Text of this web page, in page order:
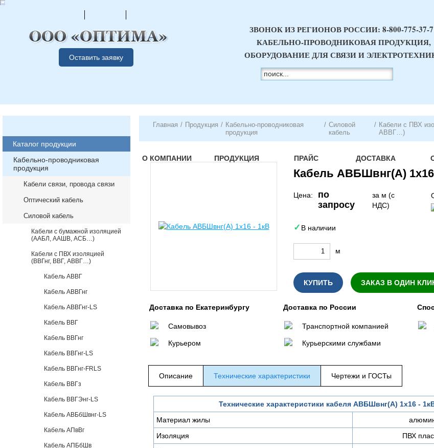
Оставить заявку
ЗВОНОК ИЗ РЕГИОНОВ РОССИИ: 8-800-775-37-
КАБЕЛЬНО-ПРОВОДНИКОВАЯ ПРОДУКЦИЯ,
ОБОРУДОВАНИЕ ДЛЯ СВЯЗИ И
О КОМПАНИИ ПРОДУКЦИЯ ПРАЙС ДОСТАВКА
Каталог продукции
Кабельно-проводниковая
продукция
Кабели связи, провода связи
Оптический кабель
Силовой кабель
Кабели с бумажной изоляцией
(ААБЛ, ААШВ, АСБ…)
Кабели с ПВХ изоляцией
(ВВГнг, ВВГ, АВВГ…)
Кабель АВВГ
Кабель АВВГнг
Кабель АВВГнг-LS
Кабель ВВГ
Кабель ВВГнг
Кабель ВВГнг-LS
Кабель ВВГнг-FRLS
Кабель ВВГз
Кабель ВВГЭнг-LS
Кабель АВБбШвнг-LS
Кабель АПвВг
Кабель АПБбШв
Главная / Продукция / Кабельно-проводниковая
продукция
/ Силовой
кабель
/ Кабели с ПВХ
АВВГ…)
Кабель АВБШвнг(A)
Цена:
по
запросу
за м (с
НДС)
В наличии
м
КУПИТЬ ЗАКАЗ В ОДИН
Доставка по Екатеринбургу
Самовывоз
Курьером
Доставка по России
Транспортной компанией
Курьерскими службами
Описание Технические характеристики Чертежи и ГОСТы
Технические характеристики кабеля АВБШвнг(A) 1х16 -
Материал жилы
Изоляция
ПВХ